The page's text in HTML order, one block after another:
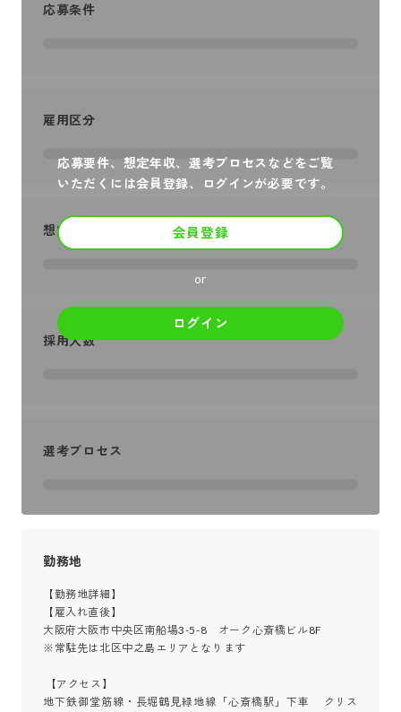
応募要件、想定年収、選考プロセスなどをご覧
いただくには会員登録、ログインが必要です。
会員登録
or
ログイン
応募条件
雇用区分
想定年収
採用人数
選考プロセス
勤務地
【勤務地詳細】
【雇入れ直後】
大阪府大阪市中央区南船場3-5-8　オーク心斎橋ビル8F
※常駐先は北区中之島エリアとなります
地下鉄御堂筋線・長堀鶴見緑地線「心斎橋駅」下車 　クリス